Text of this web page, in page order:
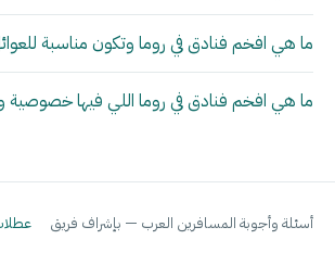
ما هي افخم فنادق في روما وتكون مناسبة
ما هي افخم فنادق في روما اللي فيها
أسئلة وأجوبة المسافرين العرب — بإشراف فريق